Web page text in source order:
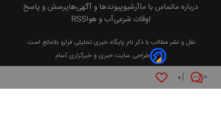
۰ ۰
درباره ماتماس با ماآرشیوپیوند‌ها و آگهی‌هاپرسش و پاسخ
اوقات شرعیآب و هواRSS
نقل و نشر مطالب با ذکر نام پايگاه خبری تحليلی فرارو بلامانع است.
طراحی سایت خبری و خبرگزاری آسام